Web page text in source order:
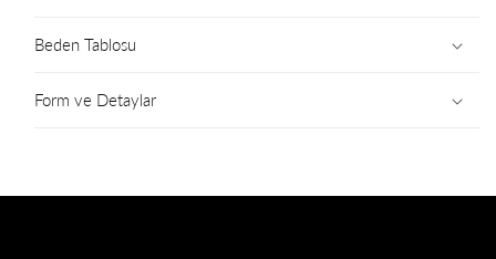
Beden Tablosu
Form ve Detaylar